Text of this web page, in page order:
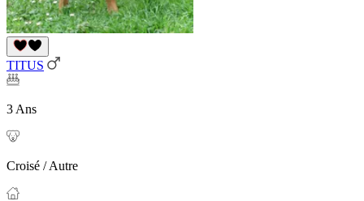
TITUS
3 Ans
Croisé / Autre